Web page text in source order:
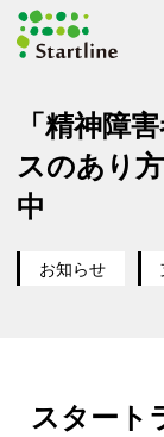
イ
へ
移
「精神障
スのあり
中
カテゴリー
お知らせ
スタート